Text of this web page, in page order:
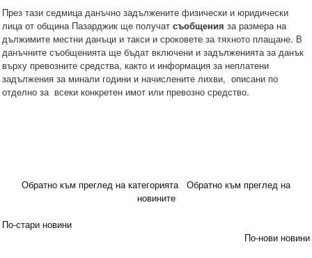
През тази седмица данъчно задължените физически и юридически
лица от община Пазарджик ще получат съобщения за размера на
дължимите местни данъци и такси и сроковете за тяхното плащане. В
данъчните съобщенията ще бъдат включени и задълженията за данък
върху превозните средства, както и информация за неплатени
задължения за минали години и начислените лихви, описани по
отделно за всеки конкретен имот или превозно средство.
Обратно към преглед на категорията
Обратно към преглед на
новините
По-стари новини
По-нови новини